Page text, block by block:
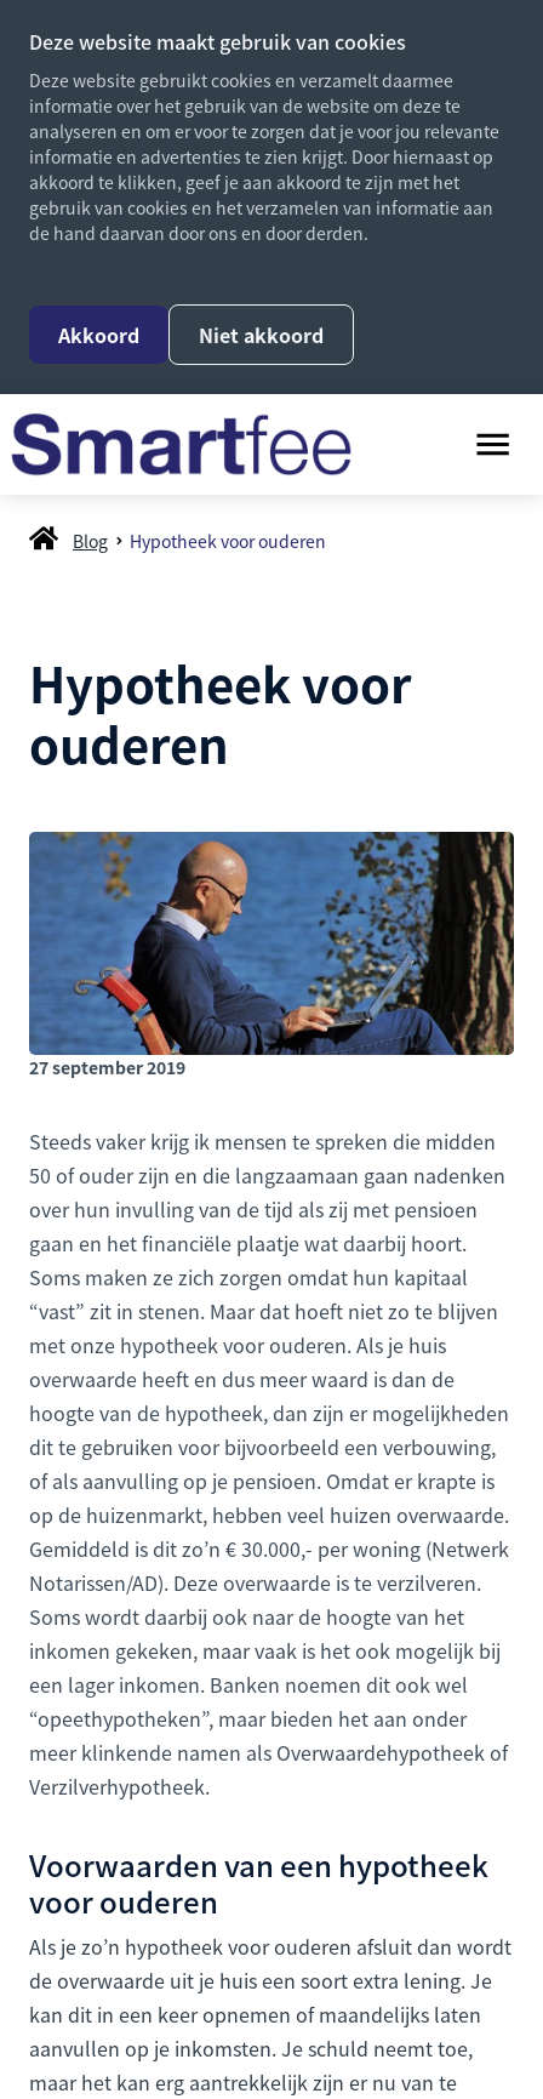
Deze website maakt gebruik van cookies
Deze website gebruikt cookies en verzamelt daarmee
informatie over het gebruik van de website om deze te
analyseren en om er voor te zorgen dat je voor jou relevante
informatie en advertenties te zien krijgt. Door hiernaast op
akkoord te klikken, geef je aan akkoord te zijn met het
gebruik van cookies en het verzamelen van informatie aan
de hand daarvan door ons en door derden.
Akkoord Niet akkoord
Blog Hypotheek voor ouderen
Hypotheek voor
ouderen
27 september 2019
Steeds vaker krijg ik mensen te spreken die midden
50 of ouder zijn en die langzaamaan gaan nadenken
over hun invulling van de tijd als zij met pensioen
gaan en het financiële plaatje wat daarbij hoort.
Soms maken ze zich zorgen omdat hun kapitaal
“vast” zit in stenen. Maar dat hoeft niet zo te blijven
met onze hypotheek voor ouderen. Als je huis
overwaarde heeft en dus meer waard is dan de
hoogte van de hypotheek, dan zijn er mogelijkheden
dit te gebruiken voor bijvoorbeeld een verbouwing,
of als aanvulling op je pensioen. Omdat er krapte is
op de huizenmarkt, hebben veel huizen overwaarde.
Gemiddeld is dit zo’n € 30.000,- per woning (Netwerk
Notarissen/AD). Deze overwaarde is te verzilveren.
Soms wordt daarbij ook naar de hoogte van het
inkomen gekeken, maar vaak is het ook mogelijk bij
een lager inkomen. Banken noemen dit ook wel
“opeethypotheken”, maar bieden het aan onder
meer klinkende namen als Overwaardehypotheek of
Verzilverhypotheek.
Voorwaarden van een hypotheek
voor ouderen
Als je zo’n hypotheek voor ouderen afsluit dan wordt
de overwaarde uit je huis een soort extra lening. Je
kan dit in een keer opnemen of maandelijks laten
aanvullen op je inkomsten. Je schuld neemt toe,
maar het kan erg aantrekkelijk zijn er nu van te